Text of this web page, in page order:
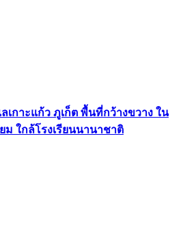
เกาะแก้ว ภูเก็ต พื้นที่กว้างขวาง ใน
ใกล้โรงเรียนนานาชาติ